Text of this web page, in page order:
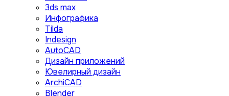
3ds max
Инфографика
Tilda
Indesign
AutoCAD
Дизайн приложений
Ювелирный дизайн
ArchiCAD
Blender